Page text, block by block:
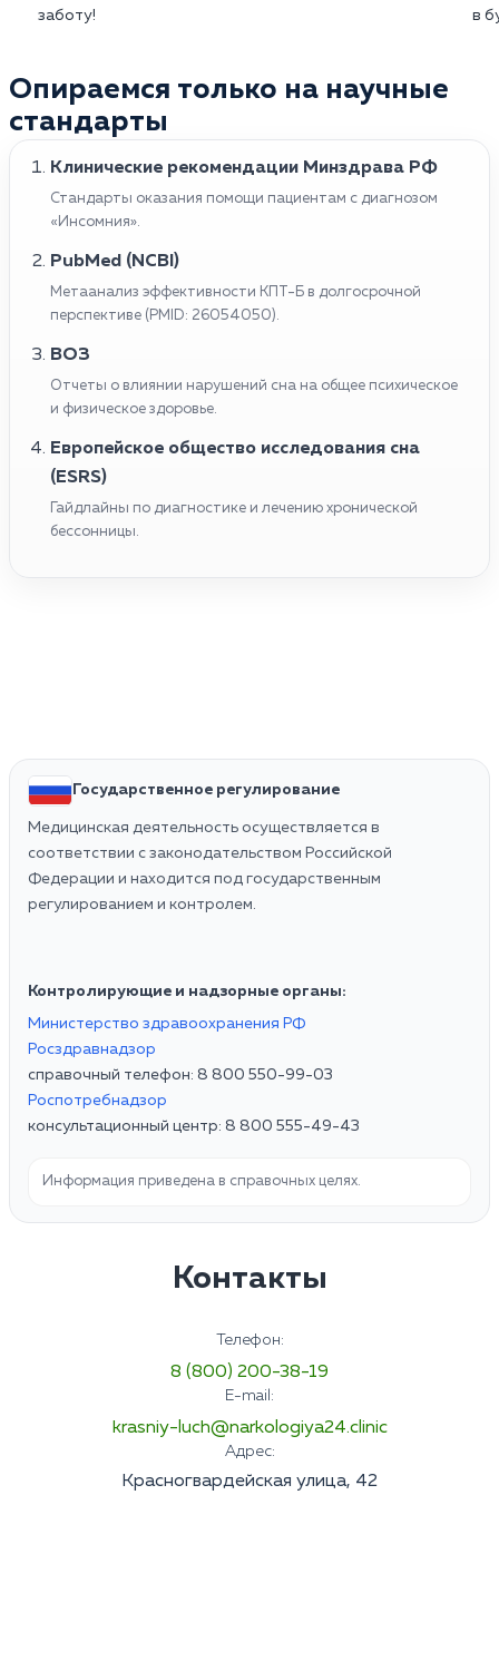
заботу! в
Опираемся только на научные
стандарты
Клинические рекомендации Минздрава РФ
Стандарты оказания помощи пациентам с диагнозом
«Инсомния».
PubMed (NCBI)
Метаанализ эффективности КПТ-Б в долгосрочной
перспективе (PMID: 26054050).
ВОЗ
Отчеты о влиянии нарушений сна на общее психическое
и физическое здоровье.
Европейское общество исследования сна
(ESRS)
Гайдлайны по диагностике и лечению хронической
бессонницы.
Государственное регулирование
Медицинская деятельность осуществляется в
соответствии с законодательством Российской
Федерации и находится под государственным
регулированием и контролем.
Контролирующие и надзорные органы:
Министерство здравоохранения РФ
Росздравнадзор
справочный телефон: 8 800 550-99-03
Роспотребнадзор
консультационный центр: 8 800 555-49-43
Информация приведена в справочных целях.
Контакты
Телефон:
8 (800) 200-38-19
E-mail:
krasniy-luch@narkologiya24.clinic
Адрес:
Красногвардейская улица, 42